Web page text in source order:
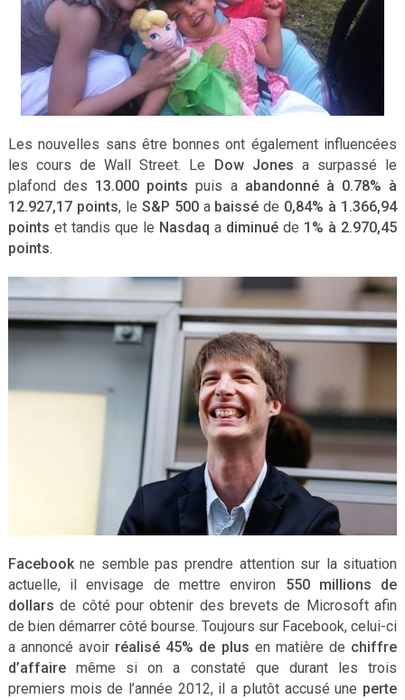
Les nouvelles sans être bonnes ont également influencées
les cours de Wall Street. Le Dow Jones a surpassé le
plafond des 13.000 pointspuis a abandonné à 0.78% à
12.927,17 points, le S&P 500a baissé de 0,84% à 1.366,94
points et tandis que le Nasdaqa diminuéde 1% à 2.970,45
points.
Facebookne semble pas prendre attention sur la situation
actuelle, il envisage de mettre environ 550 millions de
dollars de côté pour obtenir des brevets de Microsoft afin
de bien démarrer côté bourse. Toujours sur Facebook, celui-ci
a annoncé avoir réalisé 45% de plus en matière de chiffre
d’affairemême si on a constaté que durant les trois
premiers mois de l’année 2012, il a plutôt accusé une perte